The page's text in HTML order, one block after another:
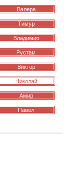
Валера
Тимур
Владимир
Рустам
Виктор
Николай
Амир
Павел